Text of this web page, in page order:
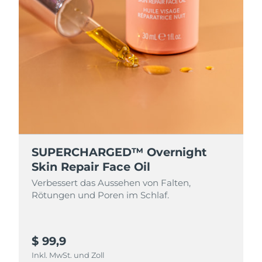
SUPERCHARGED™ Overnight
Skin Repair Face Oil
Verbessert das Aussehen von Falten,
Rötungen und Poren im Schlaf.
$ 99,9
Inkl. MwSt. und Zoll
Erwartete Lieferung
Erwartete Lieferung
Lettland